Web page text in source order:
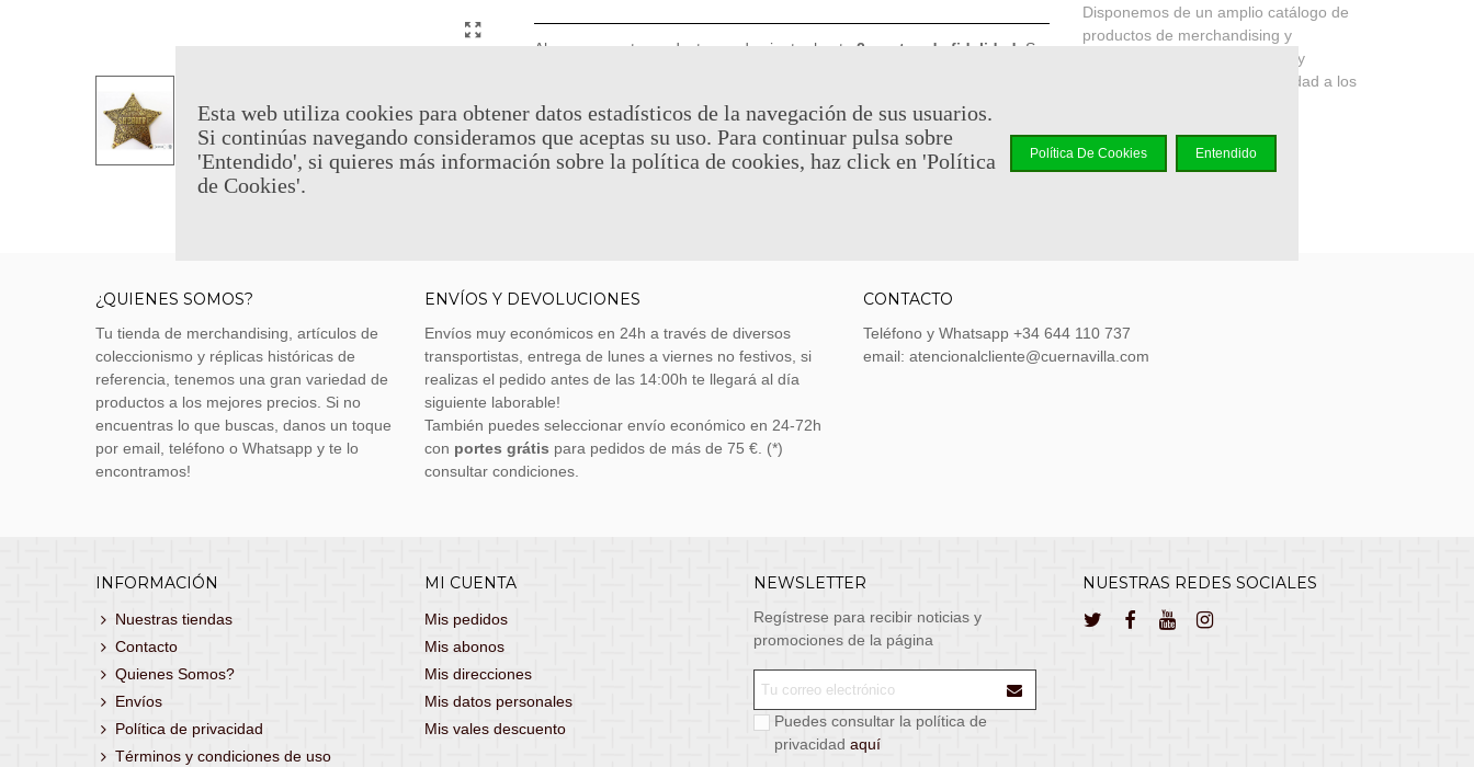
Al comprar este producto puedes juntar hasta 2 puntos de fidelidad . Su
Referencia: INS0104
Disponemos de un amplio catálogo de
productos de merchandising y
coleccionismo de cines, series y
videojuegos, productos de calidad a los
¿QUIENES SOMOS?
Tu tienda de merchandising, artículos de
coleccionismo y réplicas históricas de
referencia, tenemos una gran variedad de
productos a los mejores precios. Si no
encuentras lo que buscas, danos un toque
por email, teléfono o Whatsapp y te lo
encontramos!
ENVÍOS Y DEVOLUCIONES
Envíos muy económicos en 24h a través de diversos
transportistas, entrega de lunes a viernes no festivos, si
realizas el pedido antes de las 14:00h te llegará al día
siguiente laborable!
También puedes seleccionar envío económico en 24-72h
con portes grátis para pedidos de más de 75 €. (*)
consultar condiciones.
CONTACTO
Teléfono y Whatsapp +34 644 110 737
email: atencionalcliente@cuernavilla.com
INFORMACIÓN
Nuestras tiendas
Contacto
Quienes Somos?
Envíos
Política de privacidad
Términos y condiciones de uso
MI CUENTA
Mis pedidos
Mis abonos
Mis direcciones
Mis datos personales
Mis vales descuento
NEWSLETTER
Regístrese para recibir noticias y
promociones de la página
Puedes consultar la política de
privacidad aquí
NUESTRAS REDES SOCIALES
Esta web utiliza cookies para obtener datos estadísticos de la navegación de sus usuarios.
Si continúas navegando consideramos que aceptas su uso. Para continuar pulsa sobre
'Entendido', si quieres más información sobre la política de cookies, haz click en 'Política
de Cookies'.
Política De Cookies Entendido